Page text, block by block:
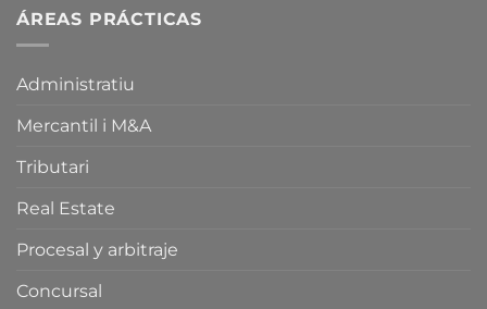
la
Normativa
de
ÁREAS PRÁCTICAS
Administratiu
Mercantil i M&A
Tributari
Real Estate
Procesal y arbitraje
Concursal